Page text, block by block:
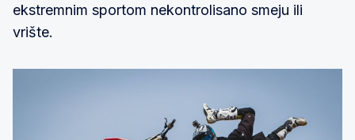
ekstremnim sportom nekontrolisano smeju ili
vrište.